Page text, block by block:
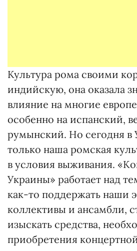
Культура рома своими
индийскую, она оказала
влияние на многие
особенно на испанский,
румынский. Но сегодня в
только наша ромская
в условия выживания.
Украины» работает над
как-то поддержать наши
коллективы и ансамбли,
изыскать средства,
приобретения